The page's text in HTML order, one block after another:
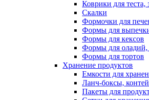
Коврики для теста,
Скалки
Формочки для
Формы для
Формы для кексов
Формы для оладий,
Формы для тортов
Хранение продуктов
Емкости для
Ланч-боксы,
Пакеты для